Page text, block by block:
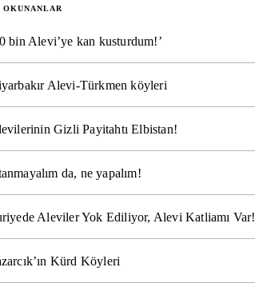
OKUNANLAR
bin Alevi’ye kan kusturdum!’
Alevi-Türkmen köyleri
Gizli Payitahtı Elbistan!
da, ne yapalım!
Aleviler Yok Ediliyor, Alevi Katliamı Var!
Kürd Köyleri